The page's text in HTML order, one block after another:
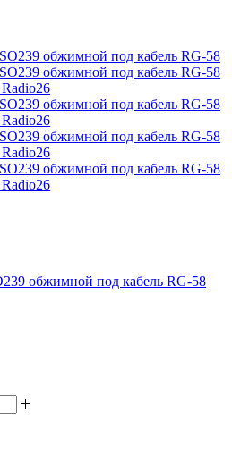
обжимной под кабель RG-58